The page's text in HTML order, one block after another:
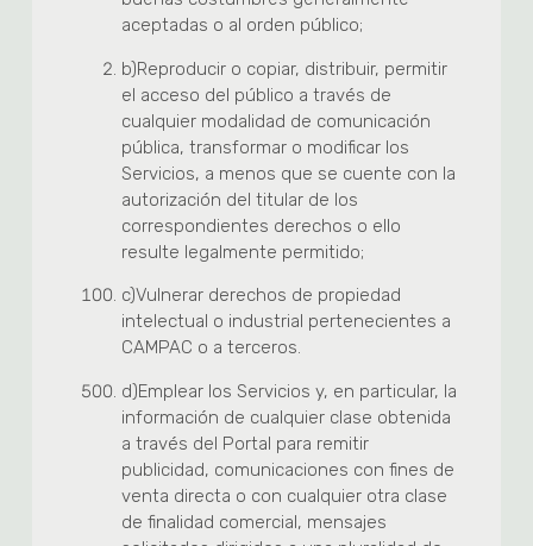
aceptadas o al orden público;
b)Reproducir o copiar, distribuir, permitir
el acceso del público a través de
cualquier modalidad de comunicación
pública, transformar o modificar los
Servicios, a menos que se cuente con la
autorización del titular de los
correspondientes derechos o ello
resulte legalmente permitido;
c)Vulnerar derechos de propiedad
intelectual o industrial pertenecientes a
CAMPAC o a terceros.
d)Emplear los Servicios y, en particular, la
información de cualquier clase obtenida
a través del Portal para remitir
publicidad, comunicaciones con fines de
venta directa o con cualquier otra clase
de finalidad comercial, mensajes